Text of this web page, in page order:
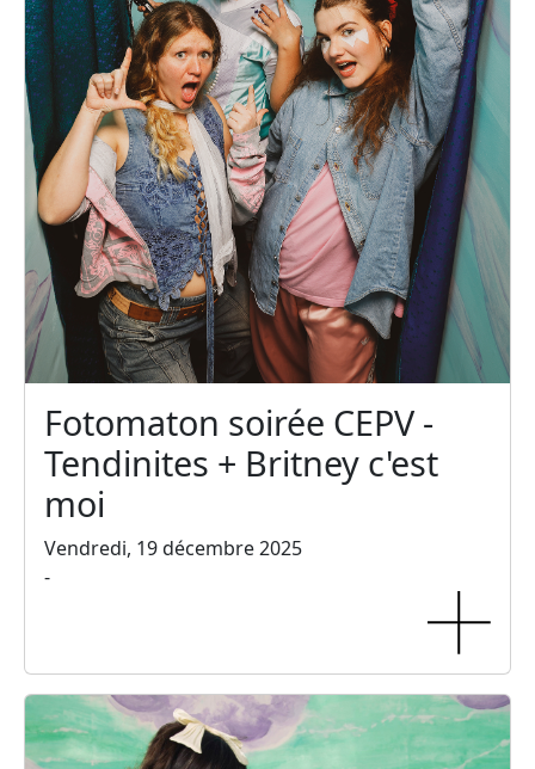
Fotomaton soirée CEPV -
Tendinites + Britney c'est
moi
Vendredi, 19 décembre 2025
-